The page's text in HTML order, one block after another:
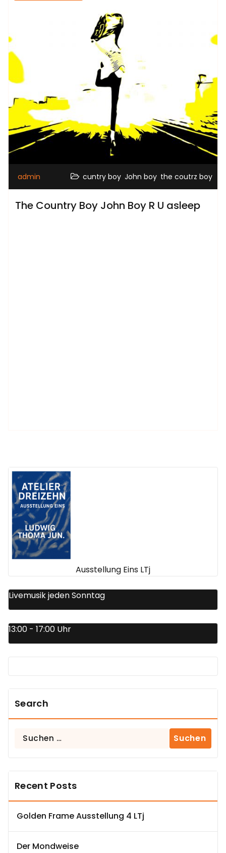
admin cuntry boy John boy the coutrz boy
The Country Boy John Boy R U asleep
Ausstellung Eins LTj
Livemusik jeden Sonntag
13:00 - 17:00 Uhr
Search
Suchen
Recent Posts
Golden Frame Ausstellung 4 LTj
Der Mondweise